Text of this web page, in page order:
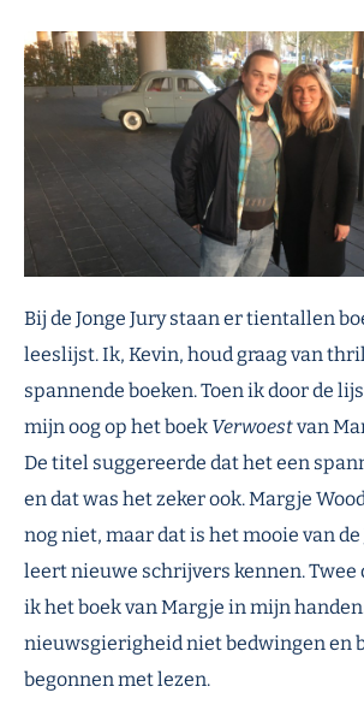
Bij de Jonge Jury staan er tientallen
leeslijst. Ik, Kevin, houd graag van
spannende boeken. Toen ik door de
mijn oog op het boek Verwoestvan
De titel suggereerde dat het een
en dat was het zeker ook. Margje
nog niet, maar dat is het mooie van de
leert nieuwe schrijvers kennen. Twee
ik het boek van Margje in mijn
nieuwsgierigheid niet bedwingen en
begonnen met lezen.